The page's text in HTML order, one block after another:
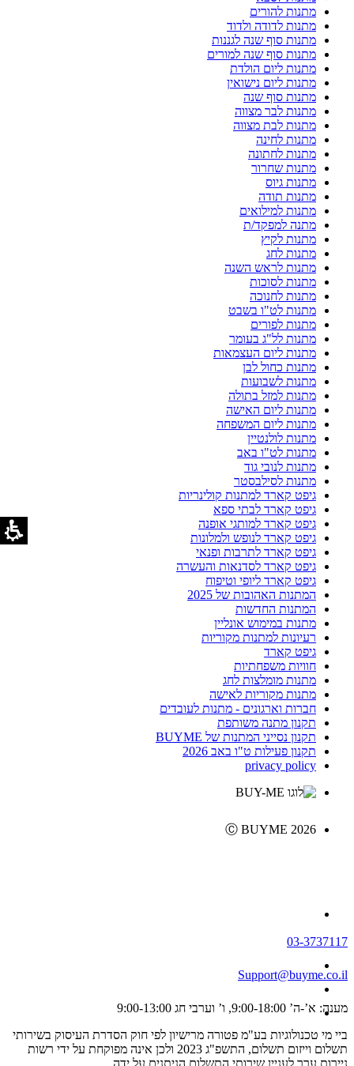
מתנות להורים
מתנות לדודה ולדוד
מתנות סוף שנה לגננות
מתנות סוף שנה למורים
מתנות ליום הולדת
מתנות ליום נישואין
מתנות סוף שנה
מתנות לבר מצווה
מתנות לבת מצווה
מתנות לחינה
מתנות לחתונה
מתנות שחרור
מתנות גיוס
מתנות תודה
מתנות למילואים
מתנה למפקד/ת
מתנות לקיץ
מתנות לחג
מתנות לראש השנה
מתנות לסוכות
מתנות לחנוכה
מתנות לט"ו בשבט
מתנות לפורים
מתנות לל"ג בעומר
מתנות ליום העצמאות
מתנות כחול לבן
מתנות לשבועות
מתנות למזל בתולה
מתנות ליום האישה
מתנות ליום המשפחה
מתנות לולנטיין
מתנות לט"ו באב
מתנות לנובי גוד
מתנות לסילבסטר
גיפט קארד למתנות קולינריות
גיפט קארד לבתי ספא
גיפט קארד למותגי אופנה
גיפט קארד לנופש ולמלונות
גיפט קארד לתרבות ופנאי
גיפט קארד לסדנאות והעשרה
גיפט קארד ליופי וטיפוח
המתנות האהובות של 2025
המתנות החדשות
מתנות במימוש אונליין
רעיונות למתנות מקוריות
גיפט קארד
חוויות משפחתיות
מתנות מומלצות לחג
מתנות מקוריות לאישה
חברות וארגונים - מתנות לעובדים
תקנון מתנה משותפת
תקנון נסייני המתנות של BUYME
תקנון פעילות ט"ו באב 2026
privacy policy
Ⓒ BUYME 2026
03-3737117
Support@buyme.co.il
מענה: א’-ה’ 9:00-18:00, ו’ וערבי חג 9:00-13:00
ביי מי טכנולוגיות בע"מ פטורה מרישיון לפי חוק הסדרת העיסוק בשירותי
תשלום וייזום תשלום, התשפ"ג 2023 ולכן אינה מפוקחת על ידי רשות
ניירות ערך לעניין שירותי התשלום הניתנים על ידה